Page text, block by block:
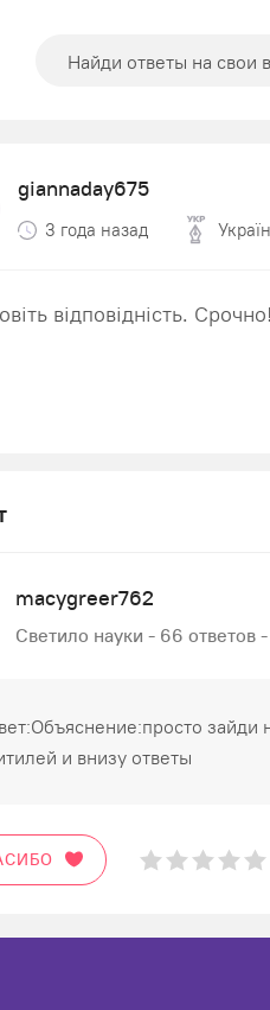
giannaday675
3 года назад
відповідність.
macygreer762
Светило науки - 66 ответов
зайди
и внизу ответы